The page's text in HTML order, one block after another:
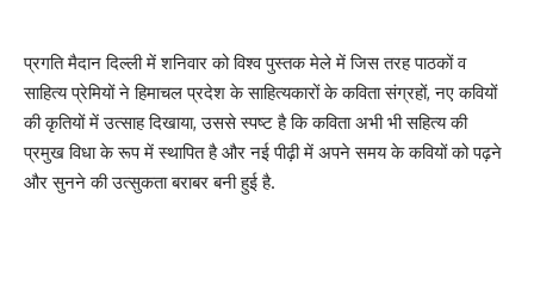
प्रगति मैदान दिल्ली में शनिवार को विश्व पुस्तक मेले में जिस तरह पाठकों व
साहित्य प्रेमियों ने हिमाचल प्रदेश के साहित्यकारों के कविता संग्रहों, नए कवियों
की कृतियों में उत्साह दिखाया, उससे स्पष्ट है कि कविता अभी भी सहित्य की
प्रमुख विधा के रूप में स्थापित है और नई पीढ़ी में अपने समय के कवियों को पढ़ने
और सुनने की उत्सुकता बराबर बनी हुई है.